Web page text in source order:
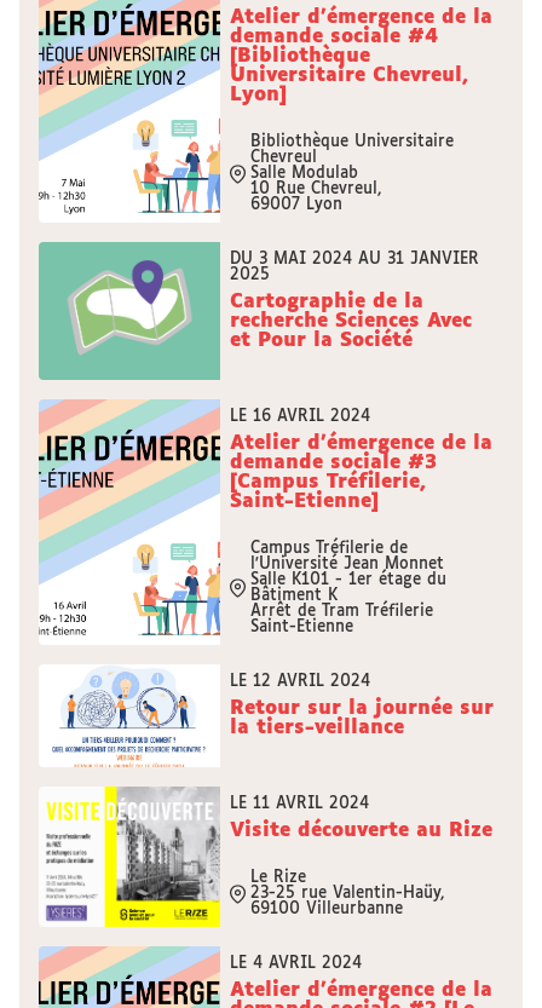
Atelier d'émergence de la
demande sociale #4
[Bibliothèque
Universitaire Chevreul,
Lyon]
Bibliothèque Universitaire
Chevreul
Salle Modulab
10 Rue Chevreul,
69007 Lyon
DU 3 MAI 2024 AU 31 JANVIER
2025
Cartographie de la
recherche Sciences Avec
et Pour la Société
LE 16 AVRIL 2024
Atelier d'émergence de la
demande sociale #3
[Campus Tréfilerie,
Saint-Etienne]
Campus Tréfilerie de
l'Université Jean Monnet
Salle K101 - 1er étage du
Bâtiment K
Arrêt de Tram Tréfilerie
Saint-Etienne
LE 12 AVRIL 2024
Retour sur la journée sur
la tiers-veillance
LE 11 AVRIL 2024
Visite découverte au Rize
Le Rize
23-25 rue Valentin-Haüy,
69100 Villeurbanne
LE 4 AVRIL 2024
Atelier d'émergence de la